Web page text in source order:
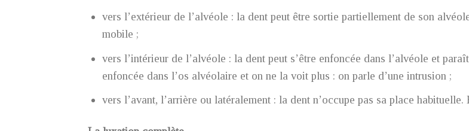
vers l’extérieur de l’alvéole : la dent peut être sortie partiellement de son
mobile ;
vers l’intérieur de l’alvéole : la dent peut s’être enfoncée dans l’alvéole et
enfoncée dans l’os alvéolaire et on ne la voit plus : on parle d’une intrusion ;
vers l’avant, l’arrière ou latéralement : la dent n’occupe pas sa place